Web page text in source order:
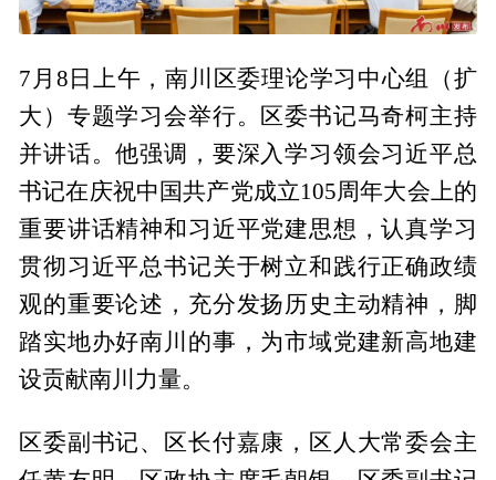
7月8日上午，南川区委理论学习中心组（扩
大）专题学习会举行。区委书记马奇柯主持
并讲话。他强调，要深入学习领会习近平总
书记在庆祝中国共产党成立105周年大会上的
重要讲话精神和习近平党建思想，认真学习
贯彻习近平总书记关于树立和践行正确政绩
观的重要论述，充分发扬历史主动精神，脚
踏实地办好南川的事，为市域党建新高地建
设贡献南川力量。
区委副书记、区长付嘉康，区人大常委会主